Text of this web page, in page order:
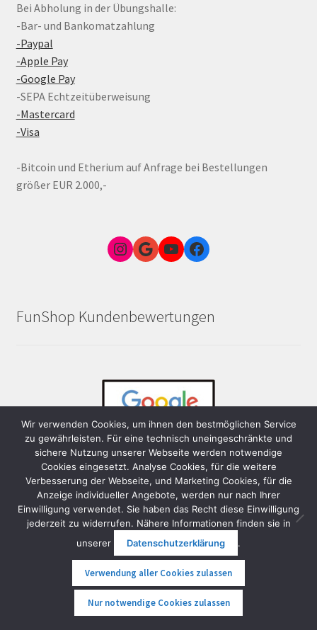
Bei Abholung in der Übungshalle:
-Bar- und Bankomatzahlung
-Paypal
-Apple Pay
-Google Pay
-SEPA Echtzeitüberweisung
-Mastercard
-Visa
-Bitcoin und Etherium auf Anfrage bei Bestellungen
größer EUR 2.000,-
Instagram
Google Link zum FunShop WienYouTubeFacebook
FunShop Kundenbewertungen
Die aktuellen, echten und sicher nicht gekauften
Bewertungen unserer Kundinnen und Kunden auf die wir
sehr stolz sind:
Google Bewertung: 4,8 von 5,0
Facebook Bewertung: 5,0 von 5,0
Herold Bewertung: 5,0 von 5,0
Wir verwenden Cookies, um ihnen den bestmöglichen Service
zu gewährleisten. Für eine technisch uneingeschränkte und
sichere Nutzung unserer Webseite werden notwendige
Cookies eingesetzt. Analyse Cookies, für die weitere
Verbesserung der Webseite, und Marketing Cookies, für die
Anzeige individueller Angebote, werden nur nach Ihrer
Einwilligung verwendet. Sie haben das Recht diese Einwilligung
jederzeit zu widerrufen. Nähere Informationen finden sie in
unserer
Datenschutzerklärung .
Verwendung aller Cookies zulassen
Nur notwendige Cookies zulassen